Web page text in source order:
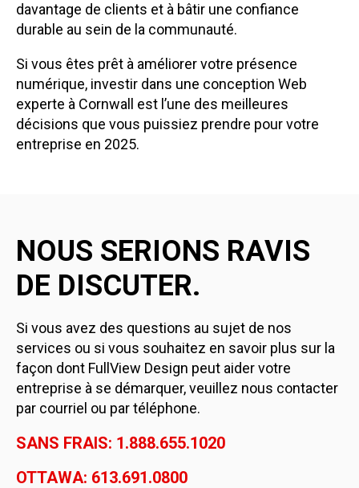
davantage de clients et à bâtir une confiance
durable au sein de la communauté.
Si vous êtes prêt à améliorer votre présence
numérique, investir dans une conception Web
experte à Cornwall est l’une des meilleures
décisions que vous puissiez prendre pour votre
entreprise en 2025.
NOUS SERIONS RAVIS
DE DISCUTER.
Si vous avez des questions au sujet de nos
services ou si vous souhaitez en savoir plus sur la
façon dont FullView Design peut aider votre
entreprise à se démarquer, veuillez nous contacter
par courriel ou par téléphone.
SANS FRAIS: 1.888.655.1020
OTTAWA: 613.691.0800